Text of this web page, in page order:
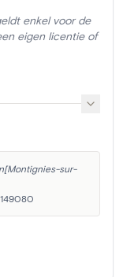
enkel voor de
eigen licentie of
sur-